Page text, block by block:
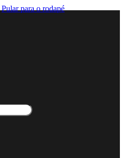
Pular para o rodapé